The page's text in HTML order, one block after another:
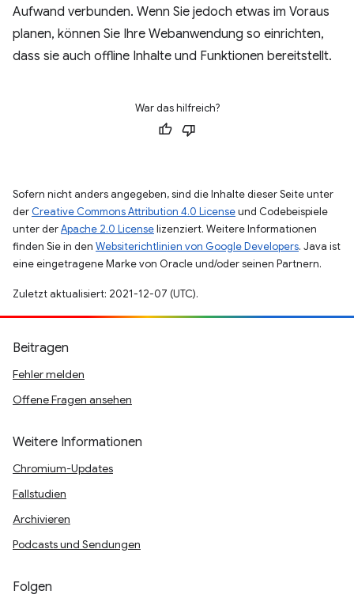
Aufwand verbunden. Wenn Sie jedoch etwas im Voraus
planen, können Sie Ihre Webanwendung so einrichten,
dass sie auch offline Inhalte und Funktionen bereitstellt.
War das hilfreich?
Sofern nicht anders angegeben, sind die Inhalte dieser Seite unter
der Creative Commons Attribution 4.0 Licenseund Codebeispiele
unter derApache 2.0 Licenselizenziert. Weitere Informationen
finden Sie in den Websiterichtlinien von Google Developers. Java ist
eine eingetragene Marke von Oracle und/oder seinen Partnern.
Zuletzt aktualisiert: 2021-12-07 (UTC).
Beitragen
Fehler melden
Offene Fragen ansehen
Weitere Informationen
Chromium-Updates
Fallstudien
Archivieren
Podcasts und Sendungen
Folgen